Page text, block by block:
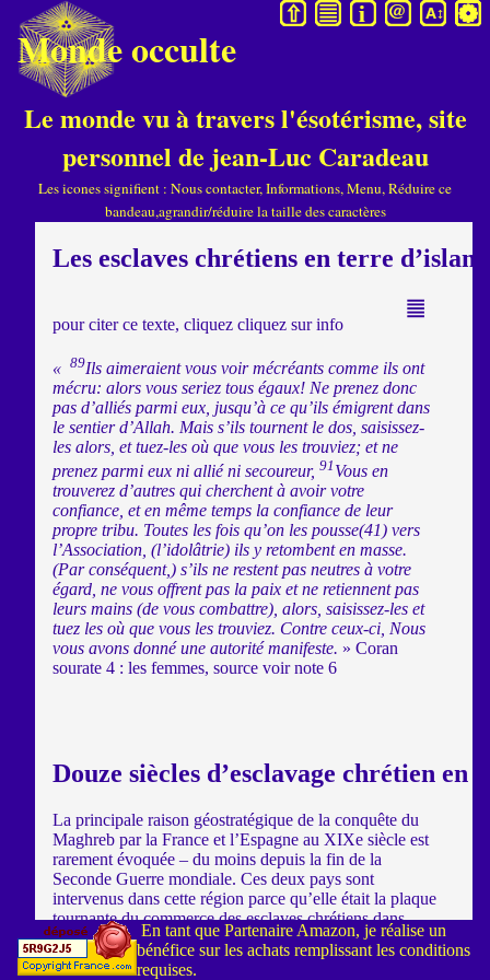
Monde occulte
Le monde vu à travers l'ésotérisme, site
personnel de jean-Luc Caradeau
Les icones signifient : Nous contacter, Informations, Menu, Réduire ce
bandeau,agrandir/réduire la taille des caractères
En tant que Partenaire Amazon, je réalise un
bénéfice sur les achats remplissant les conditions
requises.
Les esclaves chrétiens en terre d’islam
pour citer ce texte, cliquez cliquez sur info
« 89Ils aimeraient vous voir mécréants comme ils ont
mécru: alors vous seriez tous égaux! Ne prenez donc
pas d’alliés parmi eux, jusqu’à ce qu’ils émigrent dans
le sentier d’Allah. Mais s’ils tournent le dos, saisissez-
les alors, et tuez-les où que vous les trouviez; et ne
prenez parmi eux ni allié ni secoureur, 91 Vous en
trouverez d’autres qui cherchent à avoir votre
confiance, et en même temps la confiance de leur
propre tribu. Toutes les fois qu’on les pousse(41) vers
l’Association, (l’idolâtrie) ils y retombent en masse.
(Par conséquent,) s’ils ne restent pas neutres à votre
égard, ne vous offrent pas la paix et ne retiennent pas
leurs mains (de vous combattre), alors, saisissez-les et
tuez les où que vous les trouviez. Contre ceux-ci, Nous
vous avons donné une autorité manifeste. » Coran
sourate 4 : les femmes, source voir note 6
Douze siècles d’esclavage chrétien en
La principale raison géostratégique de la conquête du
Maghreb par la France et l’Espagne au XIXe siècle est
rarement évoquée – du moins depuis la fin de la
Seconde Guerre mondiale. Ces deux pays sont
intervenus dans cette région parce qu’elle était la plaque
tournante du commerce des esclaves chrétiens dans
l’Empire ottoman et la base des corsaires islamiques
qui, depuis douze siècles, ravageaient – au nom de la